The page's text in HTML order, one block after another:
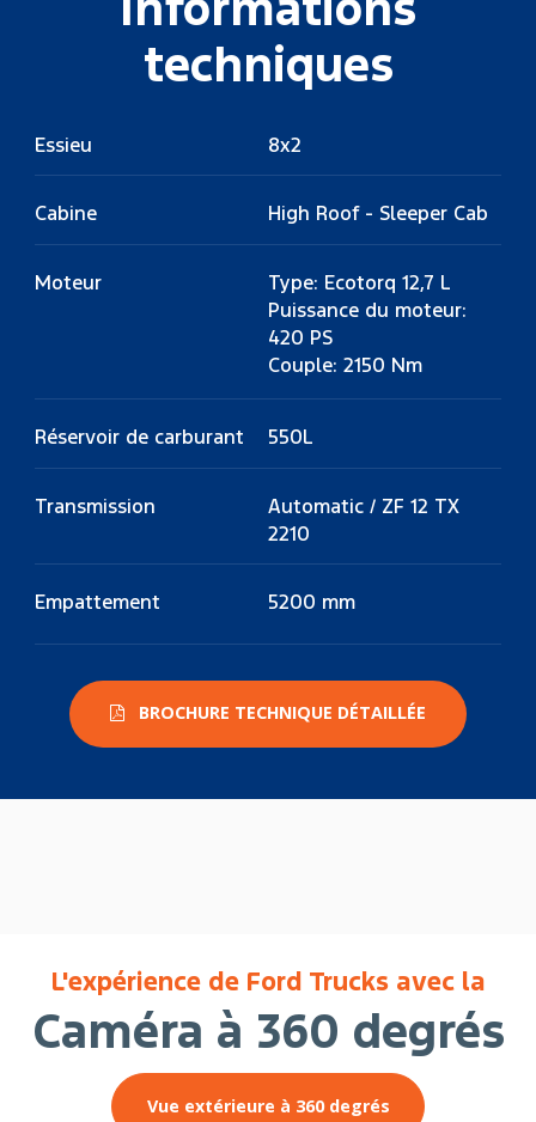
techniques
Essieu 8x2
Cabine High Roof - Sleeper Cab
Moteur
Type: Ecotorq 12,7 L
Puissance du moteur:
420 PS
Couple: 2150 Nm
Réservoir de carburant 550L
Transmission
Automatic / ZF 12 TX
2210
Empattement 5200 mm
BROCHURE TECHNIQUE DÉTAILLÉE
L'expérience de Ford Trucks avec la
Caméra à 360 degrés
Vue extérieure à 360 degrés